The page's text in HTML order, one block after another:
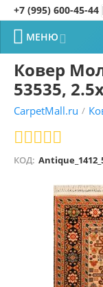
+7 (995) 600-45-44
 МЕНЮ
Ковер
53535,
CarpetMall.ru /
КОД: